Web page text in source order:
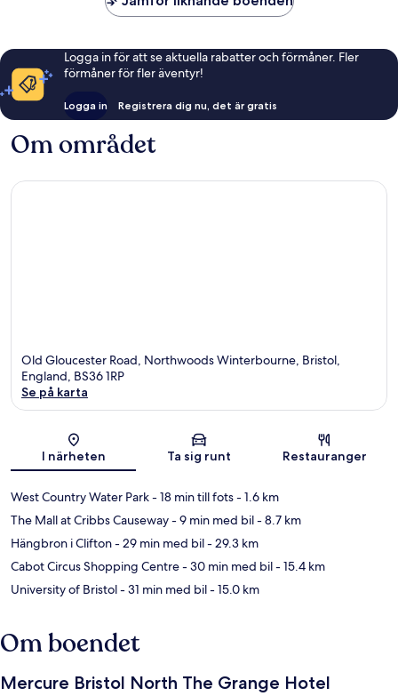
Logga in för att se aktuella rabatter och förmåner. Fler
förmåner för fler äventyr!
Logga in Registrera dig nu, det är gratis
Om området
Old Gloucester Road, Northwoods Winterbourne, Bristol,
England, BS36 1RP
Se på karta
I närheten Ta sig runt Restauranger
West Country Water Park- 18 min till fots- 1.6 km
The Mall at Cribbs Causeway- 9 min med bil- 8.7 km
Hängbron i Clifton- 29 min med bil- 29.3 km
Cabot Circus Shopping Centre- 30 min med bil- 15.4 km
University of Bristol- 31 min med bil- 15.0 km
Om boendet
Mercure Bristol North The Grange Hotel